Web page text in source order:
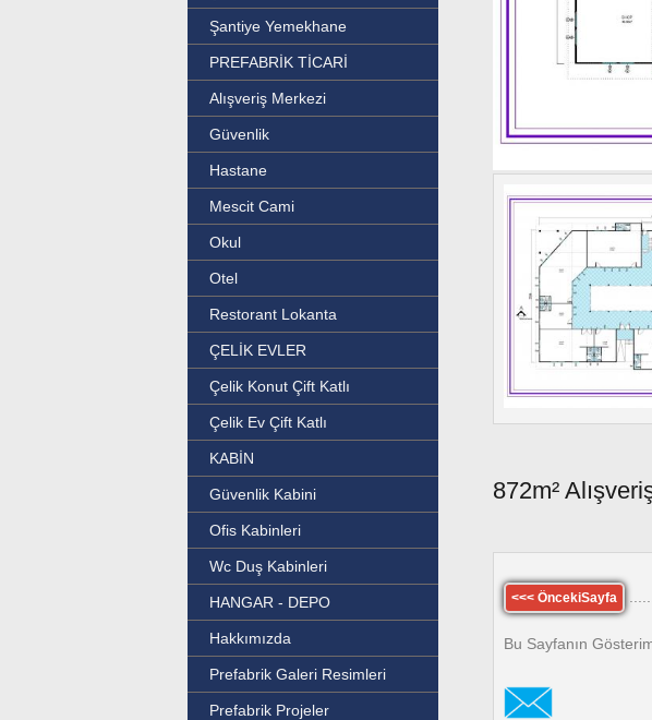
Şantiye Yemekhane
PREFABRİK TİCARİ
Alışveriş Merkezi
Güvenlik
Hastane
Mescit Cami
Okul
Otel
Restorant Lokanta
ÇELİK EVLER
Çelik Konut Çift Katlı
Çelik Ev Çift Katlı
KABİN
Güvenlik Kabini
Ofis Kabinleri
Wc Duş Kabinleri
HANGAR - DEPO
Hakkımızda
Prefabrik Galeri Resimleri
Prefabrik Projeler
872m²
<<< ÖncekiSayfa
Bu Sayfanın